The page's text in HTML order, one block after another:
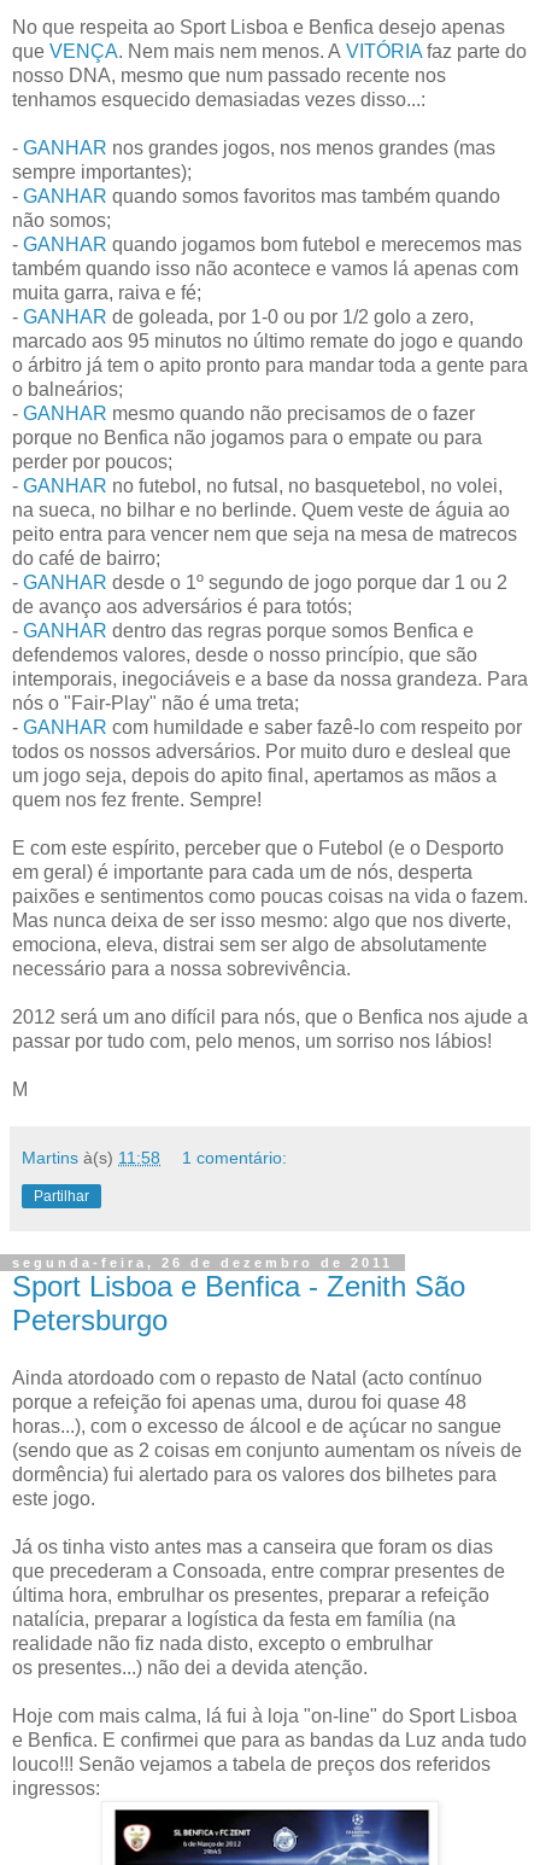
No que respeita ao Sport Lisboa e Benfica desejo apenas
que VENÇA. Nem mais nem menos. A VITÓRIA faz parte do
nosso DNA, mesmo que num passado recente nos
tenhamos esquecido demasiadas vezes disso...:
- GANHAR nos grandes jogos, nos menos grandes (mas
sempre importantes);
- GANHAR quando somos favoritos mas também quando
não somos;
- GANHAR quando jogamos bom futebol e merecemos mas
também quando isso não acontece e vamos lá apenas com
muita garra, raiva e fé;
- GANHAR de goleada, por 1-0 ou por 1/2 golo a zero,
marcado aos 95 minutos no último remate do jogo e quando
o árbitro já tem o apito pronto para mandar toda a gente para
o balneários;
- GANHAR mesmo quando não precisamos de o fazer
porque no Benfica não jogamos para o empate ou para
perder por poucos;
- GANHAR no futebol, no futsal, no basquetebol, no volei,
na sueca, no bilhar e no berlinde. Quem veste de águia ao
peito entra para vencer nem que seja na mesa de matrecos
do café de bairro;
- GANHAR desde o 1º segundo de jogo porque dar 1 ou 2
de avanço aos adversários é para totós;
- GANHAR dentro das regras porque somos Benfica e
defendemos valores, desde o nosso princípio, que são
intemporais, inegociáveis e a base da nossa grandeza. Para
nós o "Fair-Play" não é uma treta;
- GANHAR com humildade e saber fazê-lo com respeito por
todos os nossos adversários. Por muito duro e desleal que
um jogo seja, depois do apito final, apertamos as mãos a
quem nos fez frente. Sempre!
E com este espírito, perceber que o Futebol (e o Desporto
em geral) é importante para cada um de nós, desperta
paixões e sentimentos como poucas coisas na vida o fazem.
Mas nunca deixa de ser isso mesmo: algo que nos diverte,
emociona, eleva, distrai sem ser algo de absolutamente
necessário para a nossa sobrevivência.
2012 será um ano difícil para nós, que o Benfica nos ajude a
passar por tudo com, pelo menos, um sorriso nos lábios!
M
Martins à(s) 11:58 1 comentário:
Partilhar
segunda-feira, 26 de dezembro de 2011
Sport Lisboa e Benfica - Zenith São
Petersburgo
Ainda atordoado com o repasto de Natal (acto contínuo
porque a refeição foi apenas uma, durou foi quase 48
horas...), com o excesso de álcool e de açúcar no sangue
(sendo que as 2 coisas em conjunto aumentam os níveis de
dormência) fui alertado para os valores dos bilhetes para
este jogo.
Já os tinha visto antes mas a canseira que foram os dias
que precederam a Consoada, entre comprar presentes de
última hora, embrulhar os presentes, preparar a refeição
natalícia, preparar a logística da festa em família (na
realidade não fiz nada disto, excepto o embrulhar
os presentes...) não dei a devida atenção.
Hoje com mais calma, lá fui à loja "on-line" do Sport Lisboa
e Benfica. E confirmei que para as bandas da Luz anda tudo
louco!!! Senão vejamos a tabela de preços dos referidos
ingressos: